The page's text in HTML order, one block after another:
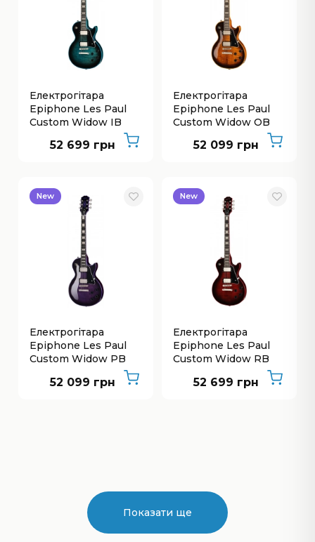
Електрогітара
Epiphone Les Paul
Custom Widow IB
52 699 грн
Електрогітара
Epiphone Les Paul
Custom Widow OB
52 099 грн
New
Електрогітара
Epiphone Les Paul
Custom Widow PB
52 099 грн
New
Електрогітара
Epiphone Les Paul
Custom Widow RB
52 699 грн
Показати ще